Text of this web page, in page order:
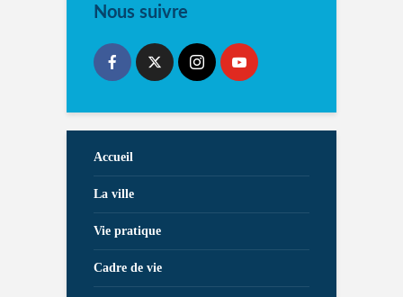
Nous suivre
Accueil
La ville
Vie pratique
Cadre de vie